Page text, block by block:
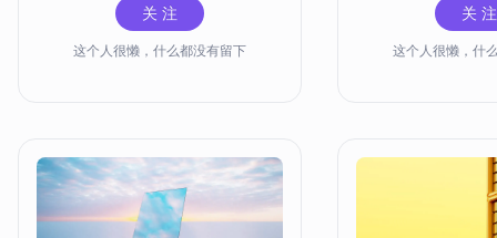
关 注
这个人很懒，什么都没有留下
关 注
这个人很懒，什